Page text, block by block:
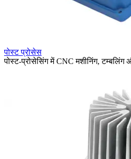
पोस्ट प्रोसेस
पोस्ट-प्रोसेसिंग में CNC मशीनिंग,